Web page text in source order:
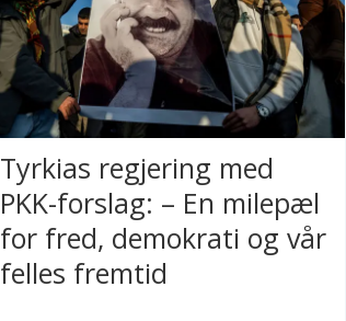
Tyrkias regjering med
PKK-forslag: – En milepæl
for fred, demokrati og vår
felles fremtid